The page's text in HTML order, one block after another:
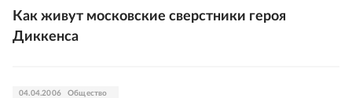
Как живут московские сверстники героя
Диккенса
04.04.2006 Общество